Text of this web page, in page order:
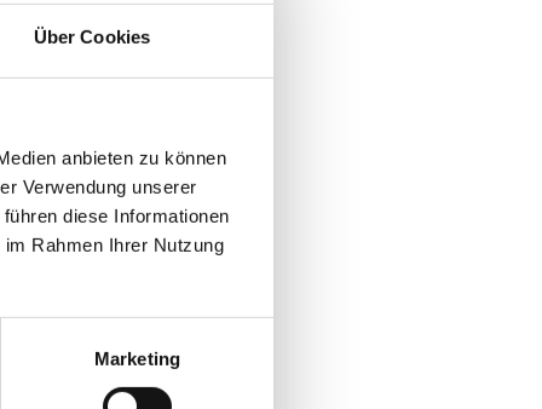
Über Cookies
anbieten zu können
Verwendung unserer
diese Informationen
Rahmen Ihrer Nutzung
Marketing
.